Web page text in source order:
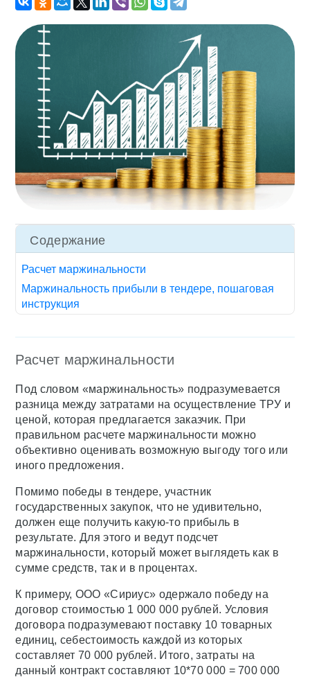
Содержание
Расчет маржинальности
Маржинальность прибыли в тендере, пошаговая
инструкция
Расчет маржинальности
Под словом «маржинальность» подразумевается
разница между затратами на осуществление ТРУ и
ценой, которая предлагается заказчик. При
правильном расчете маржинальности можно
объективно оценивать возможную выгоду того или
иного предложения.
Помимо победы в тендере, участник
государственных закупок, что не удивительно,
должен еще получить какую-то прибыль в
результате. Для этого и ведут подсчет
маржинальности, который может выглядеть как в
сумме средств, так и в процентах.
К примеру, ООО «Сириус» одержало победу на
договор стоимостью 1 000 000 рублей. Условия
договора подразумевают поставку 10 товарных
единиц, себестоимость каждой из которых
составляет 70 000 рублей. Итого, затраты на
данный контракт составляют 10*70 000 = 700 000